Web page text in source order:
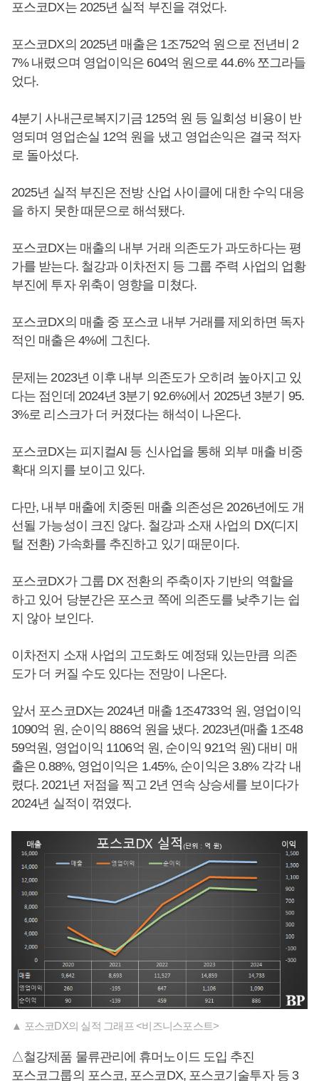
포스코DX는 2025년 실적 부진을 겪었다.
포스코DX의 2025년 매출은 1조752억 원으로 전년비 2
7% 내렸으며 영업이익은 604억 원으로 44.6% 쪼그라들
었다.
4분기 사내근로복지기금 125억 원 등 일회성 비용이 반
영되며 영업손실 12억 원을 냈고 영업손익은 결국 적자
로 돌아섰다.
2025년 실적 부진은 전방 산업 사이클에 대한 수익 대응
을 하지 못한 때문으로 해석됐다.
포스코DX는 매출의 내부 거래 의존도가 과도하다는 평
가를 받는다. 철강과 이차전지 등 그룹 주력 사업의 업황
부진에 투자 위축이 영향을 미쳤다.
포스코DX의 매출 중 포스코 내부 거래를 제외하면 독자
적인 매출은 4%에 그친다.
문제는 2023년 이후 내부 의존도가 오히려 높아지고 있
다는 점인데 2024년 3분기 92.6%에서 2025년 3분기 95.
3%로 리스크가 더 커졌다는 해석이 나온다.
포스코DX는 피지컬AI 등 신사업을 통해 외부 매출 비중
확대 의지를 보이고 있다.
다만, 내부 매출에 치중된 매출 의존성은 2026년에도 개
선될 가능성이 크진 않다. 철강과 소재 사업의 DX(디지
털 전환) 가속화를 추진하고 있기 때문이다.
포스코DX가 그룹 DX 전환의 주축이자 기반의 역할을
하고 있어 당분간은 포스코 쪽에 의존도를 낮추기는 쉽
지 않아 보인다.
이차전지 소재 사업의 고도화도 예정돼 있는만큼 의존
도가 더 커질 수도 있다는 전망이 나온다.
앞서 포스코DX는 2024년 매출 1조4733억 원, 영업이익
1090억 원, 순이익 886억 원을 냈다. 2023년(매출 1조48
59억원, 영업이익 1106억 원, 순이익 921억 원) 대비 매
출은 0.88%, 영업이익은 1.45%, 순이익은 3.8% 각각 내
렸다. 2021년 저점을 찍고 2년 연속 상승세를 보이다가
2024년 실적이 꺾였다.
▲ 포스코DX의 실적 그래프 <비즈니스포스트>
△철강제품 물류관리에 휴머노이드 도입 추진
포스코그룹의 포스코, 포스코DX, 포스코기술투자 등 3